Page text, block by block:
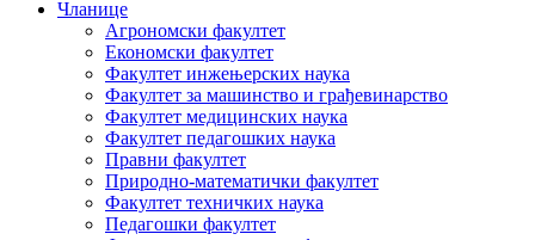
Чланице
Агрономски факултет
Економски факултет
Факултет инжењерских наука
Факултет за машинство и грађевинарство
Факултет медицинских наука
Факултет педагошких наука
Правни факултет
Природно-математички факултет
Факултет техничких наука
Педагошки факултет